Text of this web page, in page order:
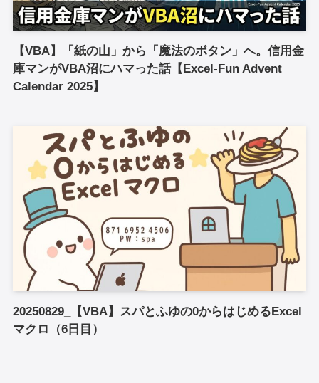
【VBA】「紙の山」から「魔法のボタン」へ。信用金
庫マンがVBA沼にハマった話【Excel-Fun Advent
Calendar 2025】
20250829_【VBA】スパとふゆの0からはじめるExcel
マクロ（6日目）